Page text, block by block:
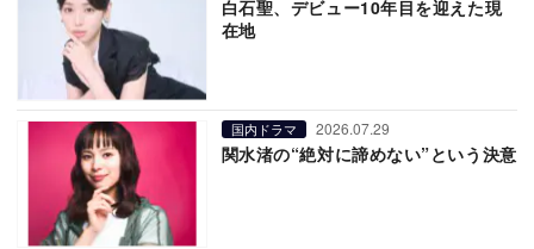
白石聖、デビュー10年目を迎えた現
在地
国内ドラマ 2026.07.29
関水渚の“絶対に諦めない”という決意